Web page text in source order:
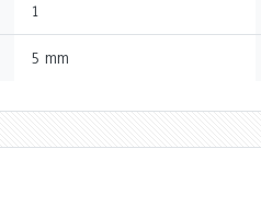
1
5 mm